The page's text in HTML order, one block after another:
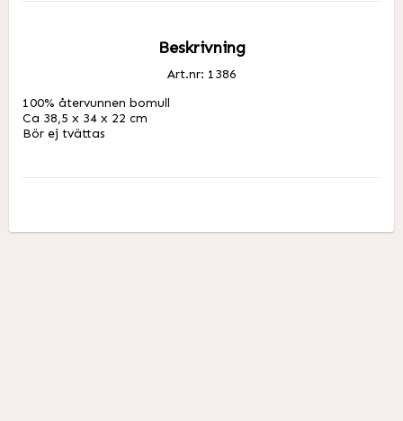
Beskrivning
Art.nr: 1386
100% återvunnen bomull
Ca 38,5 x 34 x 22 cm
Bör ej tvättas